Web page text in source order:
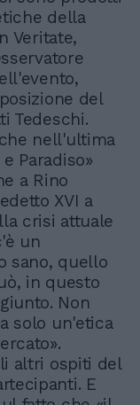
della
Veritate,
del
Tedeschi.
nell'ultima
Paradiso»
a Rino
XVI a
crisi attuale
un
sano, quello
in questo
Non
solo un'etica
altri ospiti del
E